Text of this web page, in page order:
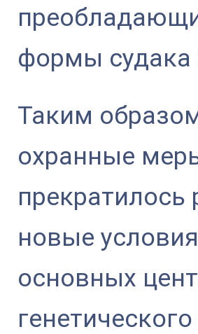
формы
Таким
охранные
новые
основных